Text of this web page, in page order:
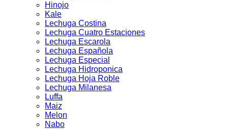
Hinojo
Kale
Lechuga Costina
Lechuga Cuatro Estaciones
Lechuga Escarola
Lechuga Española
Lechuga Especial
Lechuga Hidroponica
Lechuga Hoja Roble
Lechuga Milanesa
Luffa
Maiz
Melon
Nabo